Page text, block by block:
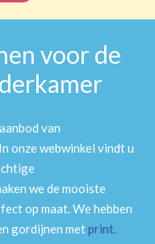
voor de
van
In onze webwinkel vindt u
we de mooiste
op maat. We hebben
gordijnen metprint.